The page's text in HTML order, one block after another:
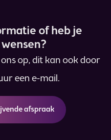
of heb je
op, dit kan ook door
een e-mail.
afspraak